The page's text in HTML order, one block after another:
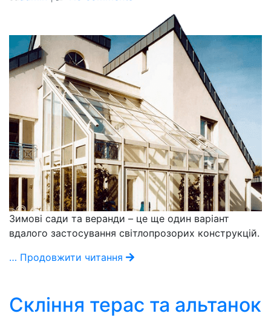
Зимові сади та веранди – це ще один варіант
вдалого застосування світлопрозорих конструкцій.
… Продовжити читання
Скління терас та альтанок